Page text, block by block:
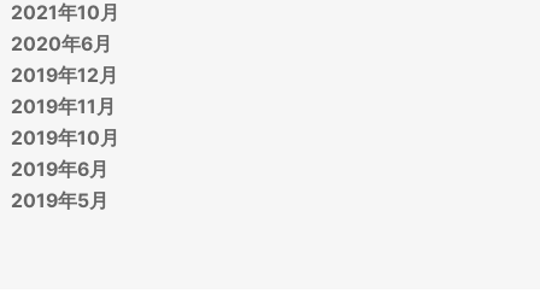
2021年10月
2020年6月
2019年12月
2019年11月
2019年10月
2019年6月
2019年5月